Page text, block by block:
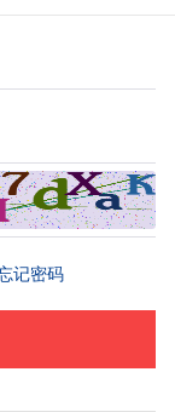
记密码